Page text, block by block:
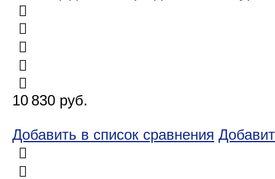
10 830 руб.
Добавить в список сравнения